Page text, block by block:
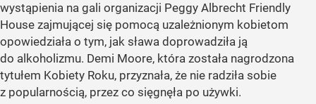
wystąpienia na gali organizacji Peggy Albrecht Friendly
House zajmującej się pomocą uzależnionym kobietom
opowiedziała o tym, jak sława doprowadziła ją
do alkoholizmu. Demi Moore, która została nagrodzona
tytułem Kobiety Roku, przyznała, że nie radziła sobie
z popularnością, przez co sięgnęła po używki.